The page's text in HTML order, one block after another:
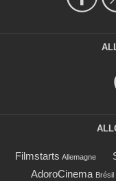
Filmstarts Allemagne
AdoroCinema Brésil